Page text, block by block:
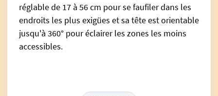
réglable de 17 à 56 cm pour se faufiler dans les
endroits les plus exigües et sa tête est orientable
jusqu'à 360° pour éclairer les zones les moins
accessibles.